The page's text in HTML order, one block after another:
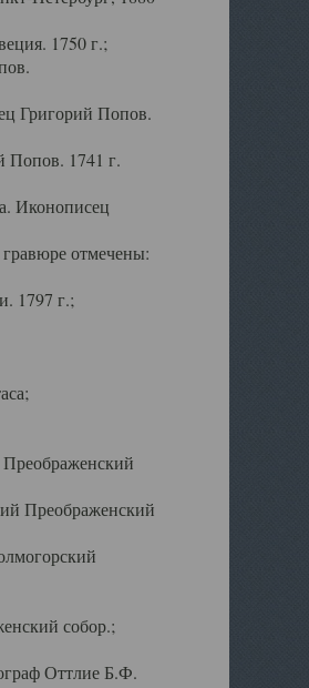
1750 г.;
Григорий Попов.
Попов. 1741 г.
Иконописец
отмечены:
1797 г.;
Преображенский
собор.;
Оттлие Б.Ф.